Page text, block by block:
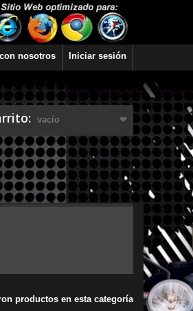
Iniciar sesión
nosotros
vacío
productos en esta categoría